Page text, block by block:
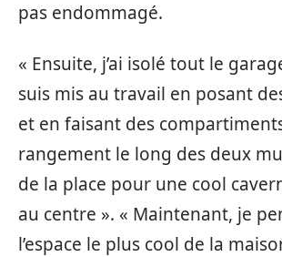
pas endommagé.
« Ensuite, j’ai isolé tout le
suis mis au travail en posant
et en faisant des
rangement le long des deux
de la place pour une cool
au centre ». « Maintenant, je
l’espace le plus cool de la